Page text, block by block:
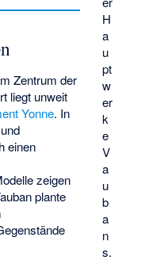
H
a
u
pt
w
er
k
e
V
a
u
b
a
n
s.
Zentrum der
liegt unweit
Yonne. In
einen
zeigen
plante